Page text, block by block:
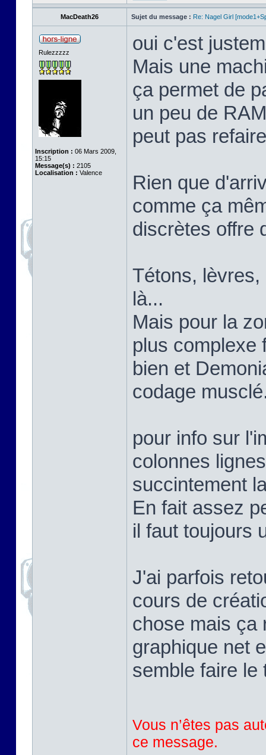
MacDeath26 Sujet du message : Re: Nagel Girl
Rulezzzzz
Inscription : 06 Mars 2009,
15:15
Message(s) : 2105
Localisation : Valence
oui c'est
Mais une
ça permet de
un peu de
peut pas
Rien que
comme ça
discrètes offre
Tétons,
là...
Mais pour la
plus complexe
bien et
codage
pour info sur
colonnes
succintement
En fait assez
il faut toujours
J'ai parfois
cours de
chose mais ça
graphique net
semble faire le
Vous n’êtes pas
ce message.